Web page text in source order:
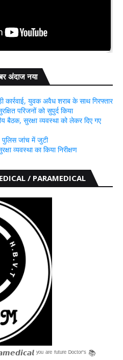
अंदाज नया
युवक अवैध शराब के साथ गिरफ्तार
परिजनों को सुपुर्द किया
बैठक, सुरक्षा व्यवस्था को लेकर दिए गए
पुलिस जांच में जुटी
व्यवस्था का किया निरीक्षण
/ PARAMEDICAL
ʸᵒᵘ ᵃʳᵉ ᶠᵘᵗᵘʳᵉ ᴰᵒᶜᵗᵒʳ'ˢ 📚